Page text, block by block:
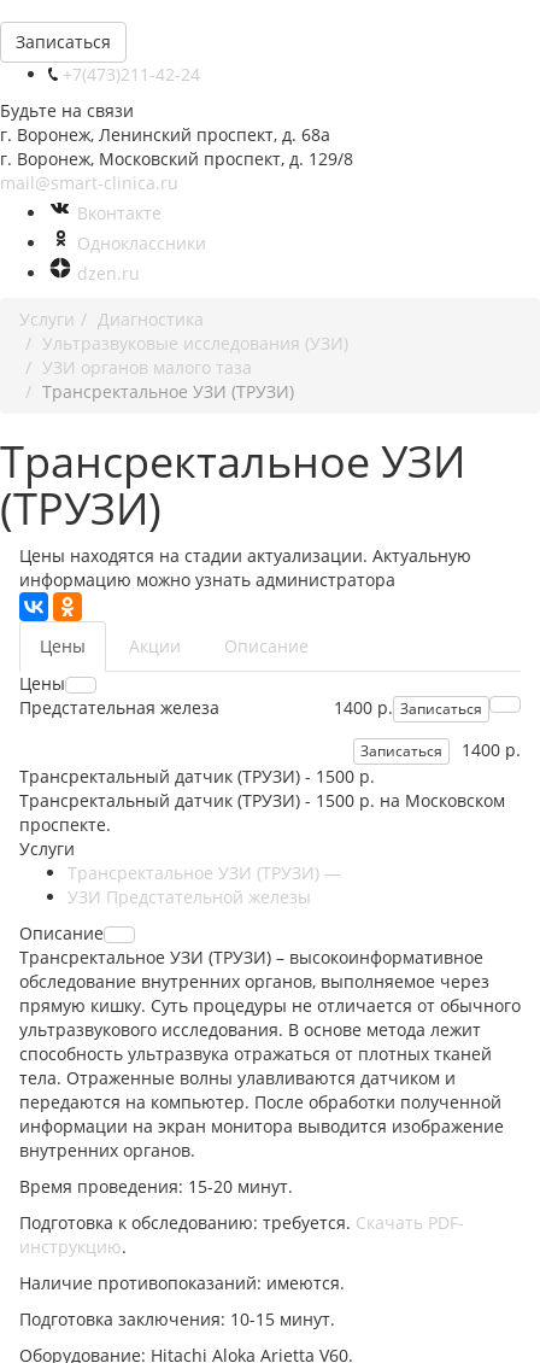
Записаться
+7(473)211-42-24
Будьте на связи
г. Воронеж, Ленинский проспект, д. 68а
г. Воронеж, Московский проспект, д. 129/8
mail@smart-clinica.ru
Вконтакте
Одноклассники
dzen.ru
Услуги
Диагностика
Ультразвуковые исследования (УЗИ)
УЗИ органов малого таза
Трансректальное УЗИ (ТРУЗИ)
Трансректальное УЗИ
(ТРУЗИ)
Цены находятся на стадии актуализации. Актуальную
информацию можно узнать администратора
Цены Акции
Описание
Цены
Записаться
1400 р.
Предстательная железа
1400 р.
Записаться
Трансректальный датчик (ТРУЗИ) - 1500 р.
Трансректальный датчик (ТРУЗИ) - 1500 р. на Московском
проспекте.
Услуги
Трансректальное УЗИ (ТРУЗИ) —
УЗИ Предстательной железы
Описание
Трансректальное УЗИ (ТРУЗИ) – высокоинформативное
обследование внутренних органов, выполняемое через
прямую кишку. Суть процедуры не отличается от обычного
ультразвукового исследования. В основе метода лежит
способность ультразвука отражаться от плотных тканей
тела. Отраженные волны улавливаются датчиком и
передаются на компьютер. После обработки полученной
информации на экран монитора выводится изображение
внутренних органов.
Время проведения: 15-20 минут.
Подготовка к обследованию: требуется. Скачать PDF-
инструкцию.
Наличие противопоказаний: имеются.
Подготовка заключения: 10-15 минут.
Оборудование: Hitachi Aloka Arietta V60.